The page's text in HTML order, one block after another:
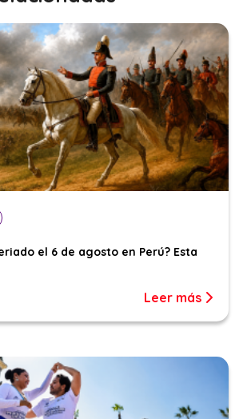
el 6 de agosto en Perú? Esta
Leer más